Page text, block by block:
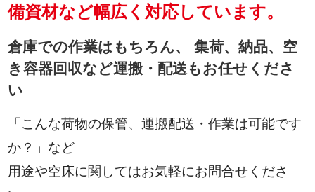
備資材など幅広く対応しています。
倉庫での作業はもちろん、
集荷、納品、空
き容器回収など運搬・配送もお任せくださ
い
「こんな荷物の保管、運搬配送・作業は可能です
か？」など
用途や空床に関してはお気軽にお問合せくださ